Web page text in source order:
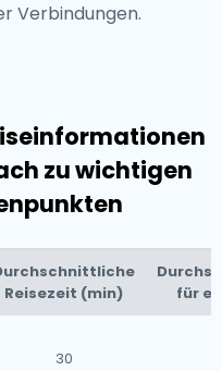
Verbindungen.
zu wichtigen
Reisezeit (min)
für
30